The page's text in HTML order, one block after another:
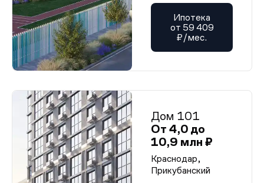
Ипотека
от 59 409
₽/мес.
Дом 101
От 4,0 до
10,9 млн ₽
Краснодар,
Прикубанский